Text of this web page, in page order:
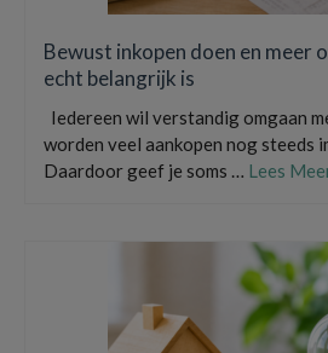
Bewust inkopen doen en meer
echt belangrijk is
Iedereen wil verstandig omgaan
worden veel aankopen nog steeds
Daardoor geef je soms … Lees